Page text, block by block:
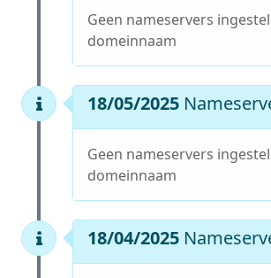
Geen nameservers
domeinnaam
18/05/2025
Geen nameservers
domeinnaam
18/04/2025